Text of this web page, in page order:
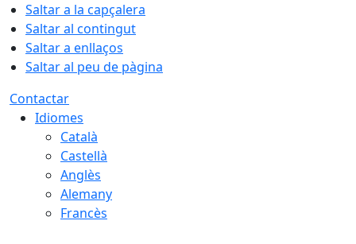
Saltar a la capçalera
Saltar al contingut
Saltar a enllaços
Saltar al peu de pàgina
Contactar
Idiomes
Català
Castellà
Anglès
Alemany
Francès